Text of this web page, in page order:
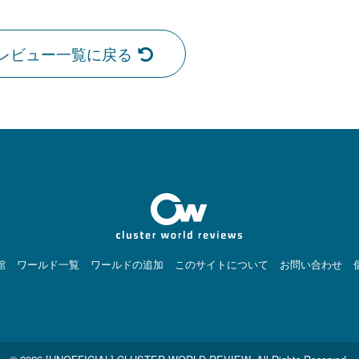
ビュー一覧に戻る
ワールド一覧 ワールドの追加 このサイトについて お問い合わせ